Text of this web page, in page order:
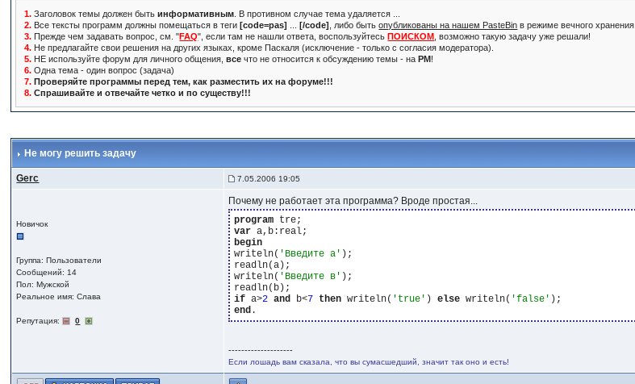
1. Заголовок темы должен бытьинформативным . В противном случае тема удаляется ...
2. Все тексты программ должны помещаться в теги[code=pas] ...[/code] , либо бытьопубликованы на нашем PasteBin в режиме вечного хранения.
3. Прежде чем задавать вопрос, см. "FAQ", если там не нашли ответа, воспользуйтесьПОИСКОМ , возможно такую задачу уже решали!
4. Не предлагайте свои решения на других языках, кроме Паскаля (исключение - только с согласия модератора).
5. НЕ используйте форум для личного общения,все что не относится к обсуждению темы - наPM!
6. Одна тема - один вопрос (задача)
7. Проверяйте программы перед тем, как разместить их на форуме!!!
8. Спрашивайте и отвечайте четко и по существу!!!
Не могу решить задачу
Gerc 7.05.2006 19:05
Новичок
Группа: Пользователи
Сообщений: 14
Пол: Мужской
Реальное имя: Слава
Репутация: 0
Почему не работает эта программа? Вроде простая...
program
var
begin
writeln( 'Введите а' );
readln(a);
writeln( 'Введите в' );
if a>2 and b<7 then writeln( 'true' ) else writeln( 'false'
end
--------------------
Если лошадь вам сказала, что вы сумасшедший, значит так оно и есть!